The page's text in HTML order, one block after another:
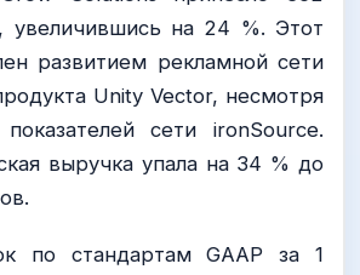
увеличившись на 24 %. Этот
развитием рекламной сети
Unity Vector, несмотря
сети ironSource.
выручка упала на 34 % до
по стандартам GAAP за 1